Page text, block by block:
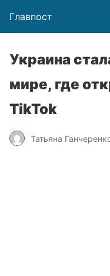
Главпост
Украина
мире, где
TikTok
Татьяна